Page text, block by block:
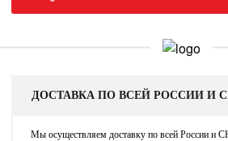
ДОСТАВКА ПО ВСЕЙ РОССИИ И
Мы осуществляем доставку по всей России и